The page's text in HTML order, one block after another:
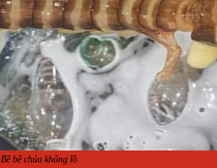
Bề bề chúa khổng lồ